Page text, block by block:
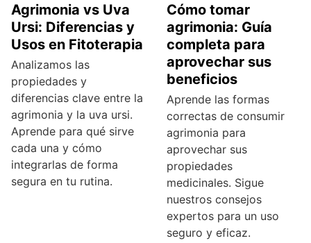
Agrimonia vs Uva
Ursi: Diferencias y
Usos en Fitoterapia
Analizamos las
propiedades y
diferencias clave entre la
agrimonia y la uva ursi.
Aprende para qué sirve
cada una y cómo
integrarlas de forma
segura en tu rutina.
Cómo tomar
agrimonia: Guía
completa para
aprovechar sus
beneficios
Aprende las formas
correctas de consumir
agrimonia para
aprovechar sus
propiedades
medicinales. Sigue
nuestros consejos
expertos para un uso
seguro y eficaz.